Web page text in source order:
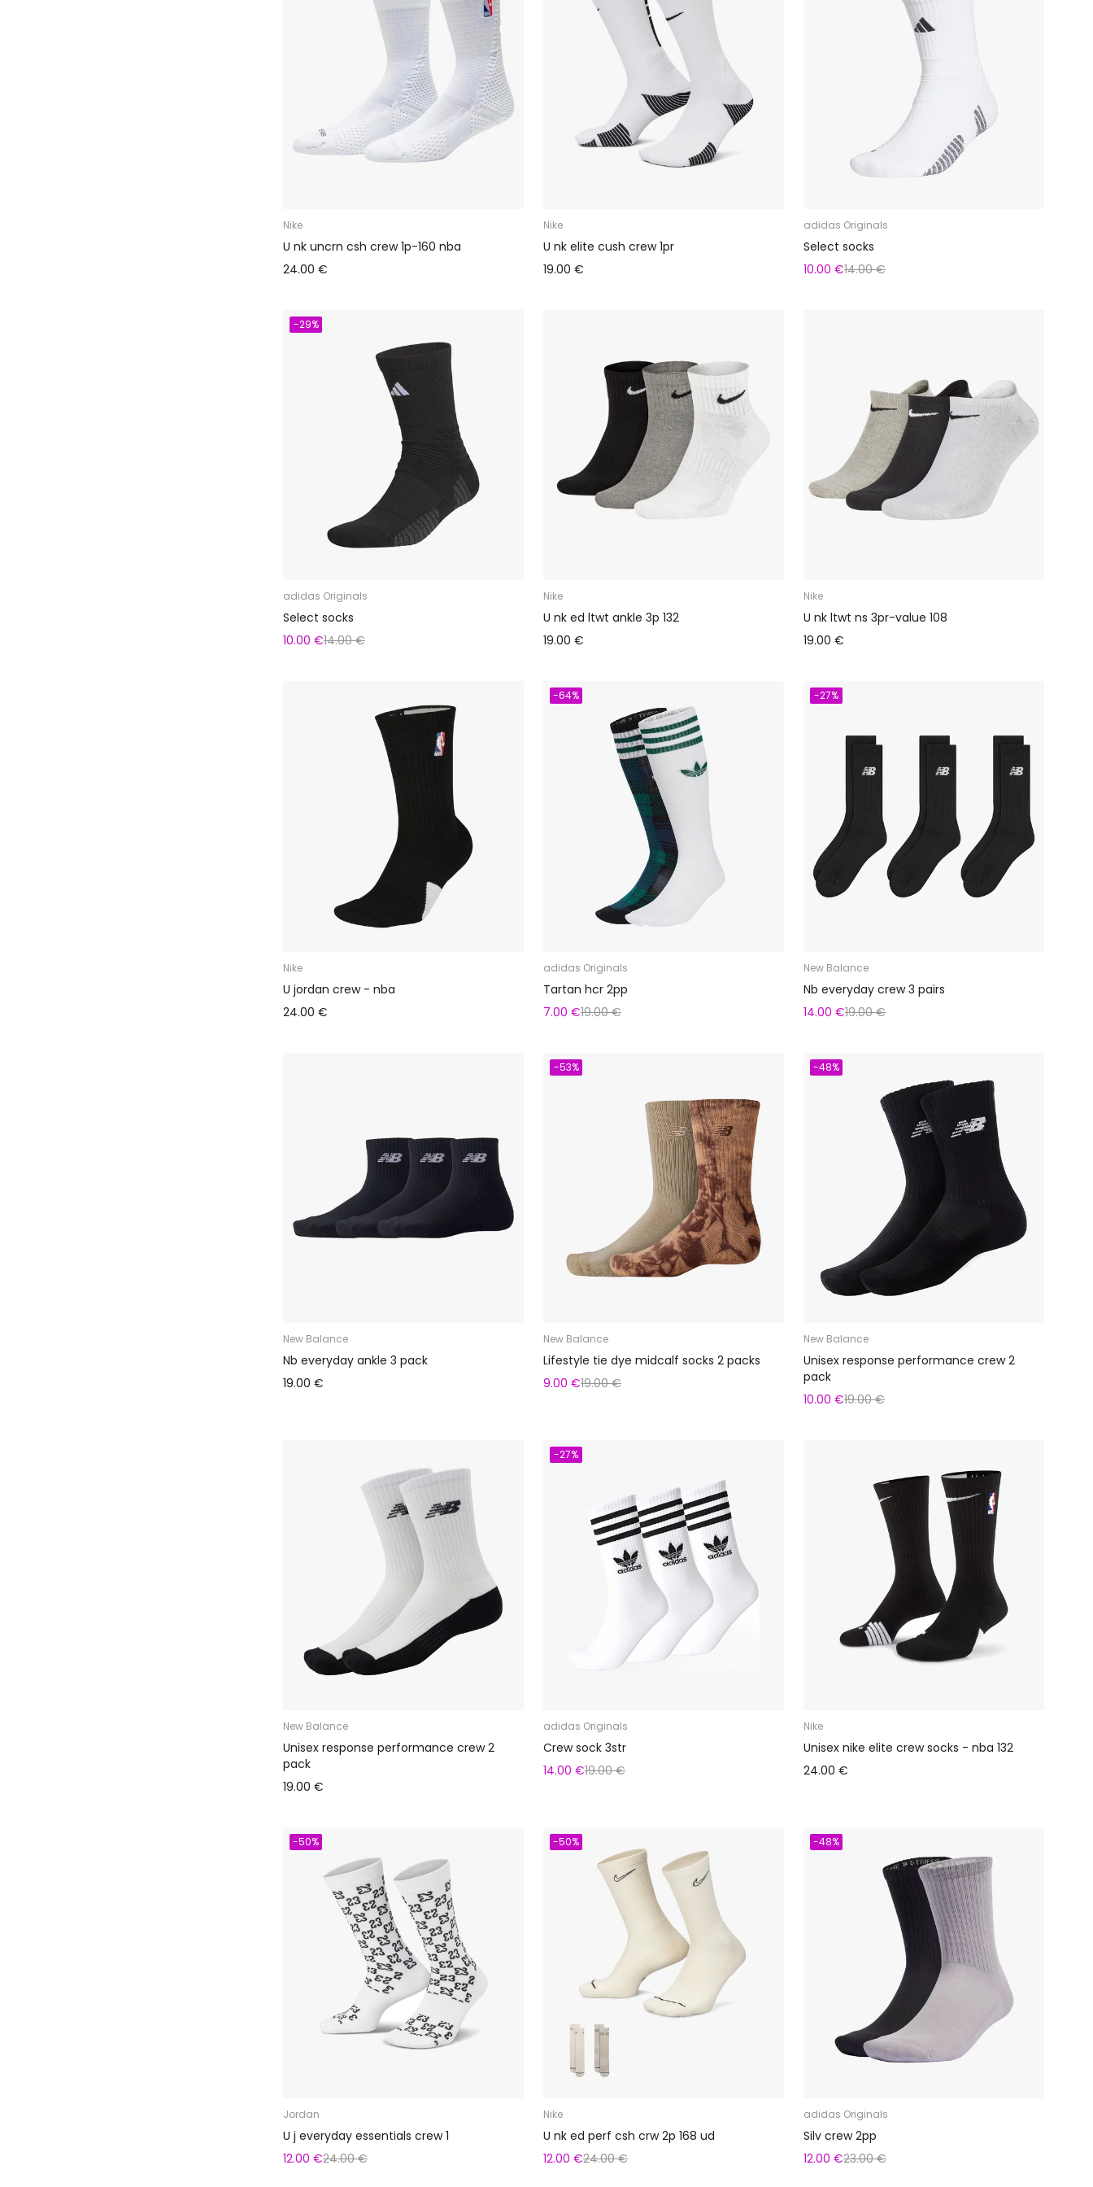
Nike
U nk uncrn csh crew 1p-160 nba
24.00 €
Nike
U nk elite cush crew 1pr
19.00 €
adidas Originals
Select socks
10.00 €14.00 €
-29%
adidas Originals
Select socks
10.00 €14.00 €
Nike
U nk ed ltwt ankle 3p 132
19.00 €
Nike
U nk ltwt ns 3pr-value 108
19.00 €
Nike
U jordan crew - nba
24.00 €
-64%
adidas Originals
Tartan hcr 2pp
7.00 €19.00 €
-27%
New Balance
Nb everyday crew 3 pairs
14.00 €19.00 €
New Balance
Nb everyday ankle 3 pack
19.00 €
-53%
New Balance
Lifestyle tie dye midcalf socks 2 packs
9.00 €19.00 €
-48%
New Balance
Unisex response performance crew 2
pack
10.00 €19.00 €
New Balance
Unisex response performance crew 2
pack
19.00 €
-27%
adidas Originals
Crew sock 3str
14.00 €19.00 €
Nike
Unisex nike elite crew socks - nba 132
24.00 €
-50%
Jordan
U j everyday essentials crew 1
12.00 €24.00 €
-50%
Nike
U nk ed perf csh crw 2p 168 ud
12.00 €24.00 €
-48%
adidas Originals
Silv crew 2pp
12.00 €23.00 €